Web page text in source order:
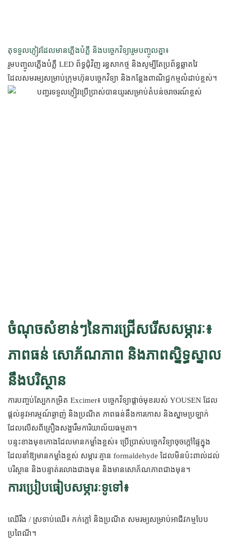
តុទទួលភ្ញៀវដែលមានភ្លើងបំភ្លឺ និងបច្ចេកវិទ្យារួមបញ្ចូលគ្នា៖
រួមបញ្ចូលភ្លើងបំភ្លឺ LED ព័ទ្ធជុំវិញ រន្ធសាកថ្ម និងសូម្បីតែប្រព័ន្ធឆ្លាតវៃ
ដែលសមរម្យសម្រាប់ក្រុមហ៊ុនបច្ចេកវិទ្យា និងកន្លែងពាណិជ្ជកម្មលំដាប់ខ្ពស់។
ចំណុចសំខាន់ៗនៃការជ្រើសរើសសម្ភារៈ៖
ភាពធន់ សោភ័ណភាព និងភាពស្និទ្ធស្នាល
នឹងបរិស្ថាន
ការបញ្ចប់ស្បែកកម្រិត Excimer៖ បច្ចេកវិទ្យាផ្តាច់មុខរបស់ YOUSEN ដែល
ផ្តល់នូវអារម្មណ៍ឆ្ងាញ់ និងប្រណីត ភាពធន់នឹងការកោស និងស្នាមប្រឡាក់
ដែលលើសពីគ្រឿងសង្ហារឹមការិយាល័យធម្មតា។
បន្ទះខាងមុខកោងដែលមានកម្លាំងខ្ពស់៖ ប្រើប្រាស់បច្ចេកវិទ្យាចុចក្តៅផ្ទៃក្នុង
ដែលនាំឱ្យមានកម្លាំងខ្ពស់ សម្ភារៈគ្មាន formaldehyde ដែលមិនប៉ះពាល់ដល់
បរិស្ថាន និងបន្ទាត់រលោងជាងមុន និងមានសោភ័ណភាពជាងមុន។
ការប្រៀបធៀបសម្ភារៈទូទៅ៖
ឈើរឹង / ស្រទាប់ឈើ៖ កក់ក្ដៅ និងប្រណីត សមរម្យសម្រាប់អាជីវកម្មបែប
ប្រពៃណី។